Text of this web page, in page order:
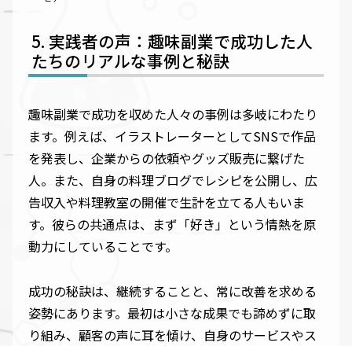
実践者の声：趣味副業で成功した人
たちのリアルな事例と秘訣
趣味副業で成功を収めた人々の事例は多岐にわたり
ます。例えば、イラストレーターとしてSNSで作品
を発表し、企業からの依頼やグッズ販売に繋げた
人。また、自身の料理ブログでレシピを公開し、広
告収入や料理教室の開催で生計を立てる人もいま
す。彼らの共通点は、まず「好き」という情熱を原
動力にしていることです。
成功の秘訣は、継続することと、常に改善を求める
姿勢にあります。最初は小さな成果でも諦めずに取
り組み、顧客の声に耳を傾け、自身のサービスやス